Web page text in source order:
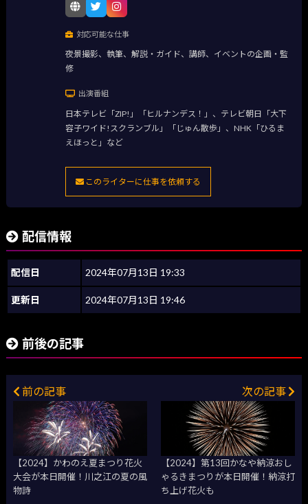
対応可能な仕事
夜景撮影、執筆、解説・ガイド、講師、イベントの企画・監
修
出演番組
日本テレビ「ZIP!」「ヒルナンデス！」、テレビ朝日「大下
容子ワイド!スクランブル」「じゅん散歩」、NHK「ひるま
えほっと」など
このライターに仕事を依頼する
配信情報
配信日 2024年07月13日 19:33
更新日 2024年07月13日 19:46
前後の記事
前の記事
【2024】かわのえ夏まつり花火
大会が本日開催！川之江の夏の風
物詩
次の記事
【2024】第13回かなや納涼おし
ゃるきまつりが本日開催！納涼打
ち上げ花火も